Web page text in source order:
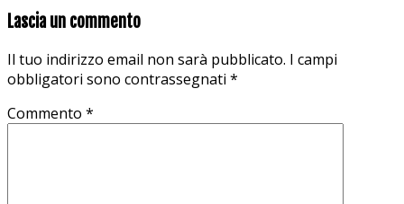
Lascia un commento
Il tuo indirizzo email non sarà pubblicato. I campi
obbligatori sono contrassegnati *
Commento *